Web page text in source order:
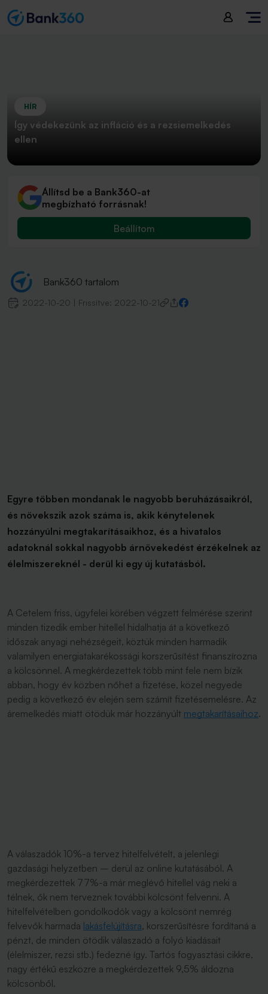
HÍR
Így védekezünk az infláció és a rezsiemelkedés
ellen
Állítsd be a Bank360-at
megbízható forrásnak!
Beállítom
Bank360 tartalom
2022-10-20 Frissítve: 2022-10-21
Egyre többen mondanak le nagyobb beruházásaikról,
és növekszik azok száma is, akik kénytelenek
hozzányúlni megtakarításaikhoz, és a hivatalos
adatoknál sokkal nagyobb árnövekedést érzékelnek az
élelmiszereknél - derül ki egy új kutatásból.
A Cetelem friss, ügyfelei körében végzett felmérése szerint
minden tizedik ember hitellel hidalhatja át a következő
időszak anyagi nehézségeit, köztük minden harmadik
valamilyen energiatakarékossági korszerűsítést finanszírozna
a kölcsönnel. A megkérdezettek több mint fele nem bízik
abban, hogy év közben nőhet a fizetése, közel negyede
pedig a következő év elején sem számít fizetésemelésre. Az
áremelkedés miatt ötödük már hozzányúlt megtakarításaihoz.
A válaszadók 10%-a tervez hitelfelvételt, a jelenlegi
gazdasági helyzetben – derül az online kutatásából. A
megkérdezettek 77%-a már meglévő hitellel vág neki a
télnek, ők nem terveznek további kölcsönt felvenni. A
hitelfelvételben gondolkodók vagy a kölcsönt nemrég
felvevők harmada lakásfelújításra, korszerűsítésre fordítaná a
pénzt, de minden ötödik válaszadó a folyó kiadásait
(élelmiszer, rezsi stb.) fedezné így. Tartós fogyasztási cikkre,
nagy értékű eszközre a megkérdezettek 9,5% áldozna
kölcsönből.